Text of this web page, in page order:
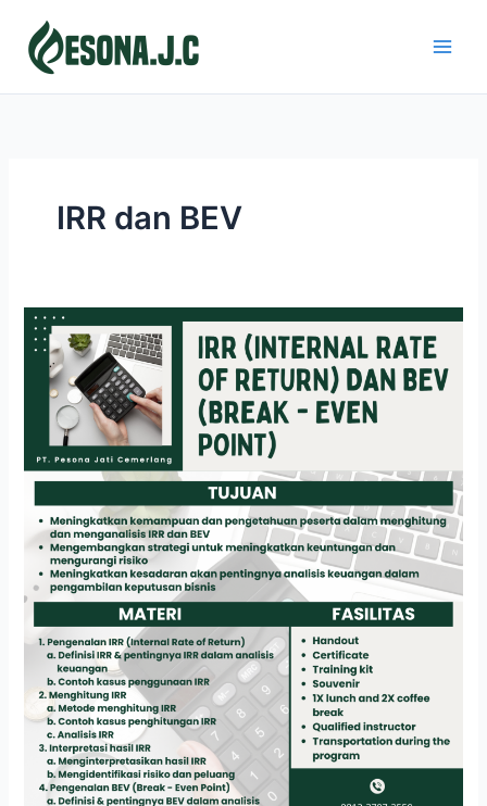
content
IRR dan BEV
IRR
(INTERNAL
RATE
RETURN)
DAN
BEV
(BREAK
EVEN
POINT)